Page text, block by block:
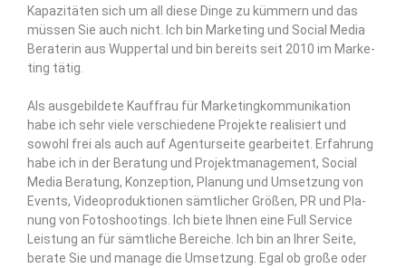
Kapa­zi­tä­ten sich um all die­se Din­ge zu küm­mern und das
müs­sen Sie auch nicht.
Ich bin Mar­ke­ting und Social Media
Bera­te­rin aus Wup­per­tal und bin bereits seit 2010 im Mar­ke­
ting tätig.
Als aus­ge­bil­de­te Kauf­frau für Mar­ke­ting­kom­mu­ni­ka­ti­on
habe ich sehr vie­le ver­schie­de­ne Pro­jek­te rea­li­siert und
sowohl frei als auch auf Agen­tur­sei­te gear­bei­tet. Erfah­rung
habe ich in der Bera­tung und Pro­jekt­ma­nage­ment, Social
Media Bera­tung, Kon­zep­ti­on, Pla­nung und Umset­zung von
Events, Video­pro­duk­tio­nen sämt­li­cher Grö­ßen, PR und Pla­
nung von Foto­shoo­tings. Ich bie­te Ihnen eine Full Ser­vice
Leis­tung an für sämt­li­che Berei­che. Ich bin an Ihrer Sei­te,
bera­te Sie und mana­ge die Umset­zung. Egal ob gro­ße oder